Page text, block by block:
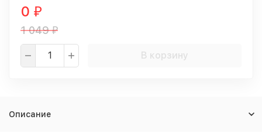
0 ₽
1 049₽
В корзину
Описание